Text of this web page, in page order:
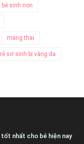
bé sinh non
mang thai
sơ sinh bị vàng da
nhất cho bé hiện nay